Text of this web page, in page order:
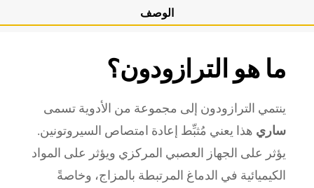
الوصف
ما هو الترازودون؟
ينتمي الترازودون إلى مجموعة من الأدوية تسمى
ساري هذا يعني مُثبِّط إعادة امتصاص السيروتونين.
يؤثر على الجهاز العصبي المركزي ويؤثر على المواد
الكيميائية في الدماغ المرتبطة بالمزاج، وخاصةً